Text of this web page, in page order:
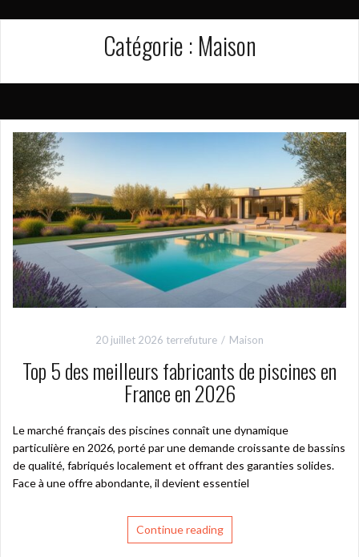
Catégorie : Maison
20 juillet 2026 terrefuture Maison
Top 5 des meilleurs fabricants de piscines en
France en 2026
Le marché français des piscines connaît une dynamique
particulière en 2026, porté par une demande croissante de bassins
de qualité, fabriqués localement et offrant des garanties solides.
Face à une offre abondante, il devient essentiel
Continue reading